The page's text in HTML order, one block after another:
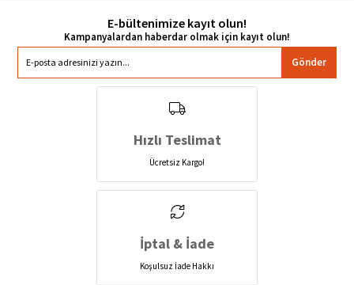
E-bültenimize kayıt olun!
Gönder
Hızlı Teslimat
Ücretsiz Kargo!
İptal & İade
Koşulsuz İade Hakkı